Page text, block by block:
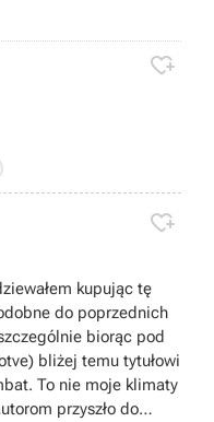


kupując tę
do poprzednich
biorąc pod
bliżej temu tytułowi
To nie moje klimaty
przyszło do